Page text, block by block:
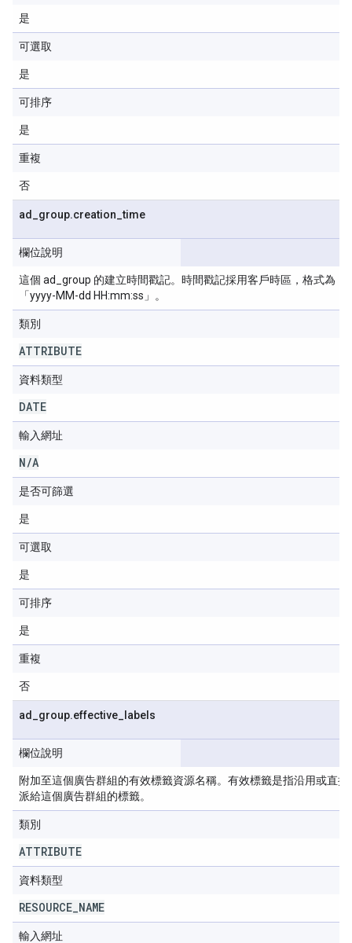
是
可選取
是
可排序
是
重複
否
ad group.creation _time
欄位說明
這個 ad_group 的建立時間戳記。時間戳記採用客戶時區，格式為
「yyyy-MM-dd HH:mm:ss」。
類別
ATTRIBUTE
資料類型
DATE
輸入網址
N/A
是否可篩選
是
可選取
是
可排序
是
重複
否
ad group.effective labels
欄位說明
附加至這個廣告群組的有效標籤資源名稱。有效標籤是指沿用或直接
派給這個廣告群組的標籤。
類別
ATTRIBUTE
資料類型
RESOURCE NAME
輸入網址